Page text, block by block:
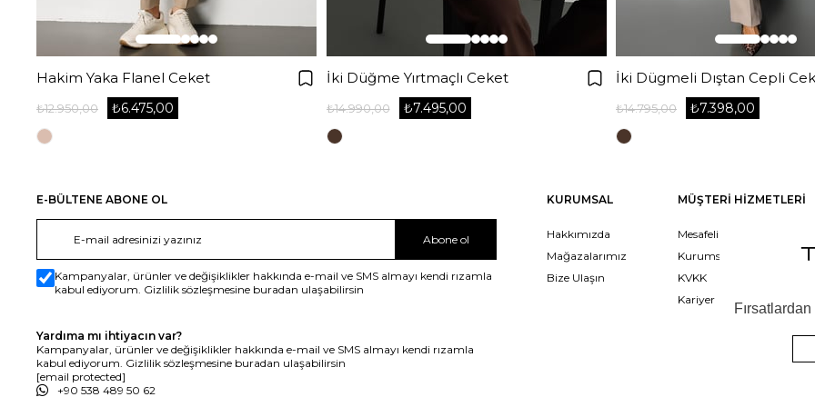
Hakim Yaka Flanel Ceket
₺6.475,00
₺12.950,00
İki Düğme Yırtmaçlı Ceket
₺7.495,00
₺14.990,00
İki Dügmeli Dıştan Cepli
₺7.398,00
₺14.795,00
E-BÜLTENE ABONE OL
Abone ol
Kampanyalar, ürünler ve değişiklikler hakkında e-mail ve SMS almayı kendi rızamla
kabul ediyorum. Gizlilik sözleşmesine buradan ulaşabilirsin
Yardıma mı ihtiyacın var?
Kampanyalar, ürünler ve değişiklikler hakkında e-mail ve SMS almayı kendi rızamla
kabul ediyorum. Gizlilik sözleşmesine buradan ulaşabilirsin
[email protected]
+90 538 489 50 62
KURUMSAL
Hakkımızda
Mağazalarımız
Bize Ulaşın
MÜŞTERİ HİZMETLERİ
Mesafeli Satış Sözleşmesi
Kurumsal Satış
KVKK
Kariyer